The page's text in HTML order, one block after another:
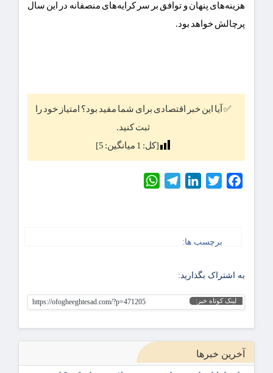
هزینه‌های پنهان و توافق بر سر کرایه‌های منصفانه در این سال
پرچالش خواهد بود.
✅ آیا این خبر اقتصادی برای شما مفید بود؟ امتیاز خود را
ثبت کنید.
[کل: 1 میانگین: 5
]
Facebook
Twitter
LinkedIn
Telegram
برچسب ها:
به اشتراک بگذارید:
لینک کوتاه خبر: https://ofogheeghtesad.com/?p=471205
آخرین خبرها